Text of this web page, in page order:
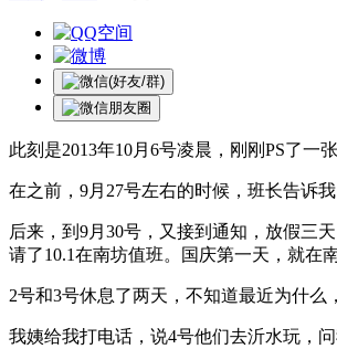
此刻是2013年10月6号凌晨，刚刚PS了一
在之前，9月27号左右的时候，班长告诉
后来，到9月30号，又接到通知，放假三
请了10.1在南坊值班。国庆第一天，就在
2号和3号休息了两天，不知道最近为什
我姨给我打电话，说4号他们去沂水玩，